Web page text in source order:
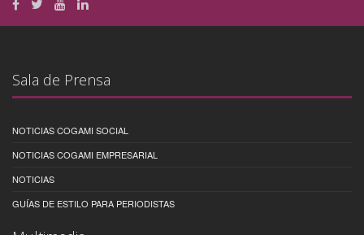
Sala de Prensa
NOTICIAS COGAMI SOCIAL
NOTICIAS COGAMI EMPRESARIAL
NOTICIAS
GUÍAS DE ESTILO PARA PERIODISTAS